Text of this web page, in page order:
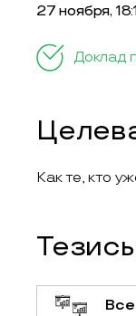
27 ноября,
Доклад
Как те, кто